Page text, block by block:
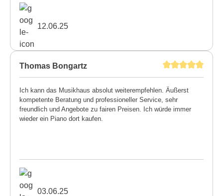
12.06.25
Thomas Bongartz
Ich kann das Musikhaus absolut weiterempfehlen. Äußerst
kompetente Beratung und professioneller Service, sehr
freundlich und Angebote zu fairen Preisen. Ich würde immer
wieder ein Piano dort kaufen.
03.06.25